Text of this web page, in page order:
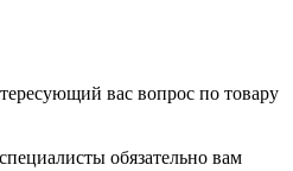
вас вопрос по товару
обязательно вам